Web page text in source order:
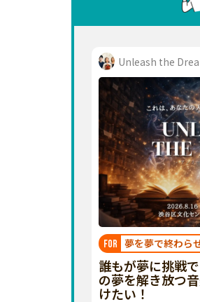
Unleash the
FOR 夢を夢で終わら
誰もが夢に挑戦
の夢を解き放つ
けたい！